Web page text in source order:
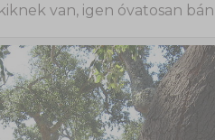
van, igen óvatosan